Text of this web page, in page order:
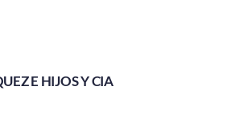
E HIJOS Y CIA